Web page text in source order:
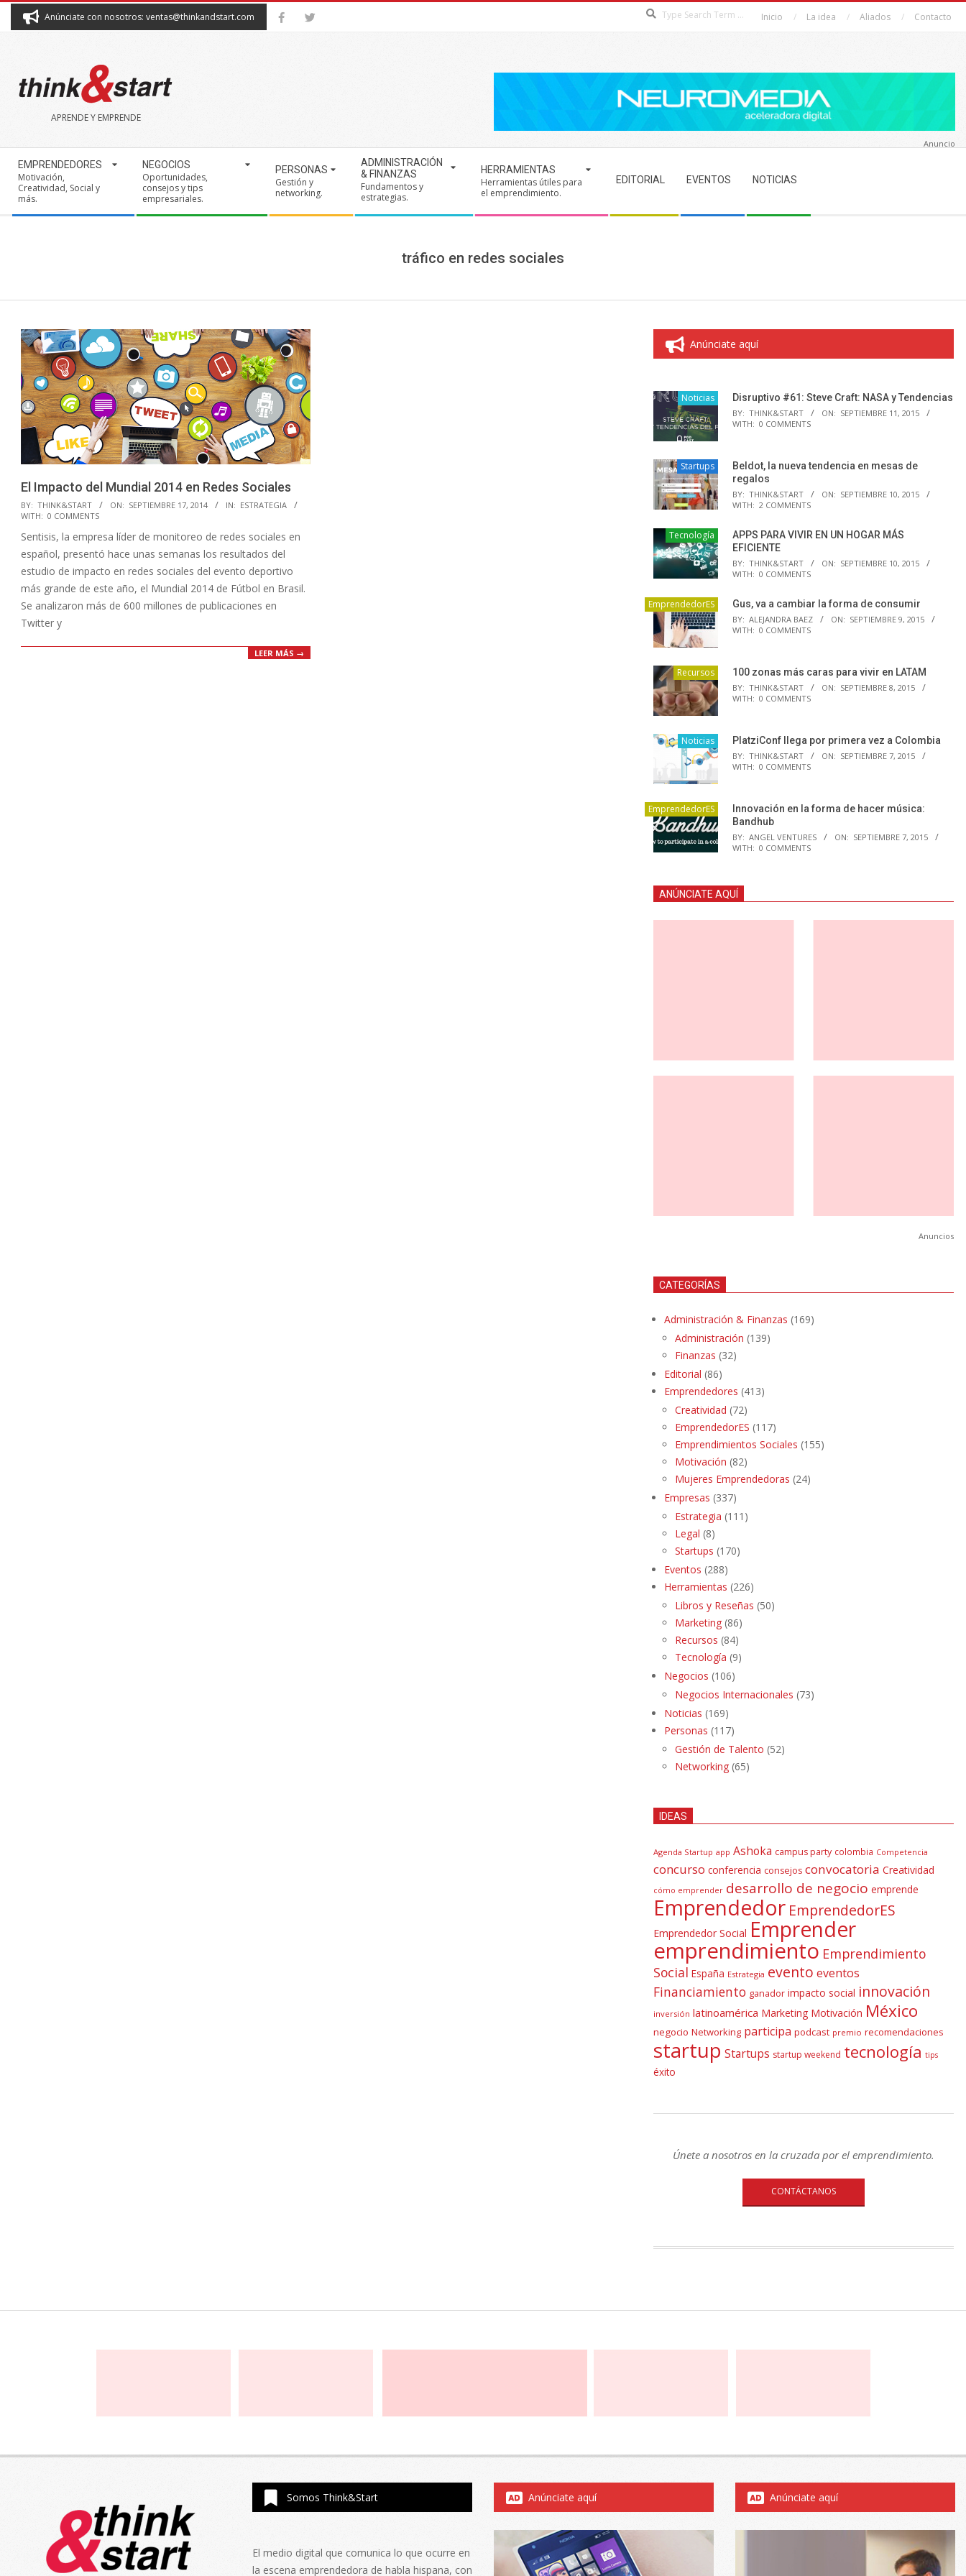
Anúnciate con nosotros: ventas@thinkandstart.com Inicio La idea Aliados Contacto
THINK&START
APRENDE Y EMPRENDE
Navigation
Menu
EMPRENDEDORES
Motivación,
Creatividad, Social y
más.
NEGOCIOS
Oportunidades,
consejos y tips
empresariales.
PERSONAS
Gestión y
networking.
ADMINISTRACIÓN
& FINANZAS
Fundamentos y
estrategias.
HERRAMIENTAS
Herramientas útiles para
el emprendimiento.
EDITORIAL EVENTOS NOTICIAS
Anuncio
tráfico en redes sociales
El Impacto del Mundial 2014 en Redes Sociales
2014-
09-
17
BY: THINK&START ON: SEPTIEMBRE 17, 2014 IN: ESTRATEGIA
WITH: 0 COMMENTS
Sentisis, la empresa líder de monitoreo de redes sociales en
español, presentó hace unas semanas los resultados del
estudio de impacto en redes sociales del evento deportivo
más grande de este año, el Mundial 2014 de Fútbol en Brasil.
Se analizaron más de 600 millones de publicaciones en
Twitter y
LEER MÁS →
Anúnciate aquí
Noticias Disruptivo #61: Steve Craft: NASA y Tendencias
BY: THINK&START ON: SEPTIEMBRE 11, 2015
WITH: 0 COMMENTS
Startups
Beldot, la nueva tendencia en mesas de
regalos
BY: THINK&START ON: SEPTIEMBRE 10, 2015
WITH: 2 COMMENTS
Tecnología
APPS PARA VIVIR EN UN HOGAR MÁS
EFICIENTE
BY: THINK&START ON: SEPTIEMBRE 10, 2015
WITH: 0 COMMENTS
EmprendedorES Gus, va a cambiar la forma de consumir
BY: ALEJANDRA BAEZ ON: SEPTIEMBRE 9, 2015
WITH: 0 COMMENTS
Recursos 100 zonas más caras para vivir en LATAM
BY: THINK&START ON: SEPTIEMBRE 8, 2015
WITH: 0 COMMENTS
Noticias PlatziConf llega por primera vez a Colombia
BY: THINK&START ON: SEPTIEMBRE 7, 2015
WITH: 0 COMMENTS
EmprendedorES
Innovación en la forma de hacer música:
Bandhub
BY: ANGEL VENTURES ON: SEPTIEMBRE 7, 2015
WITH: 0 COMMENTS
ANÚNCIATE AQUÍ
Anuncios
CATEGORÍAS
Administración & Finanzas (169)
Administración (139)
Finanzas (32)
Editorial (86)
Emprendedores (413)
Creatividad (72)
EmprendedorES (117)
Emprendimientos Sociales (155)
Motivación (82)
Mujeres Emprendedoras (24)
Empresas (337)
Estrategia (111)
Legal (8)
Startups (170)
Eventos (288)
Herramientas (226)
Libros y Reseñas (50)
Marketing (86)
Recursos (84)
Tecnología (9)
Negocios (106)
Negocios Internacionales (73)
Noticias (169)
Personas (117)
Gestión de Talento (52)
Networking (65)
IDEAS
Agenda Startup app Ashoka campus party colombia Competencia
concurso conferencia consejos convocatoria Creatividad
cómo emprender desarrollo de negocio emprende
Emprendedor EmprendedorES
Emprendedor Social Emprender
emprendimiento Emprendimiento
Social España Estrategia evento eventos
Financiamiento ganador impacto social innovación
inversión latinoamérica Marketing Motivación México
negocio Networking participa podcast premio recomendaciones
startup Startups startup weekend tecnología tips
éxito
Únete a nosotros en la cruzada por el emprendimiento.
CONTÁCTANOS
Somos Think&Start
El medio digital que comunica lo que ocurre en
la escena emprendedora de habla hispana, con
Anúnciate aquí Anúnciate aquí